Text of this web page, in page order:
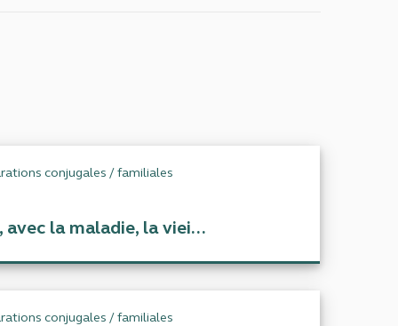
conjugales / familiales
la maladie, la viei...
conjugales / familiales